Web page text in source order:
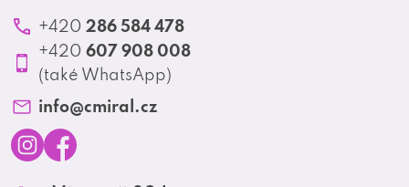
Ochrana osobních údajů
Produktové katalogy
Profesionální spolupráce
Matrix Club
+420 286 584 478
+420 607 908 008
(také WhatsApp)
info@cmiral.cz